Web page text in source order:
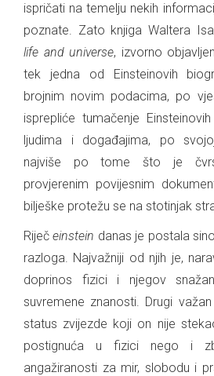
ispričati na temelju nekih
poznate. Zato knjiga Waltera
life and universe, izvorno
tek jedna od Einsteinovih
brojnim novim podacima, po
isprepliće tumačenje
ljudima i događajima, po
najviše po tome što je
provjerenim povijesnim
bilješke protežu se na stotinjak
Riječeinstein danas je postala
razloga. Najvažniji od njih je,
doprinos fizici i njegov
suvremene znanosti. Drugi
status zvijezde koji on nije
postignuća u fizici nego i
angažiranosti za mir, slobodu i